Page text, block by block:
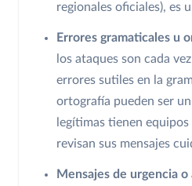
regionales oficiales), es
Errores gramaticales u
los ataques son cada
errores sutiles en la
ortografía pueden ser
legítimas tienen
revisan sus mensajes
Mensajes de urgencia o